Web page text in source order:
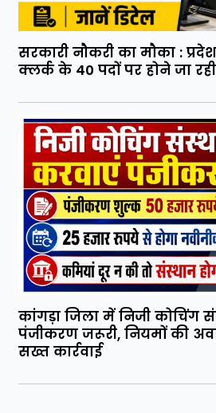
सरकारी नौकरी का मौका :
क्लर्क के 40 पदों पर होने जा
कांगड़ा जिला में निजी कोचिंग
पंजीकरण जरूरी, नियमों की
सख्त कार्रवाई